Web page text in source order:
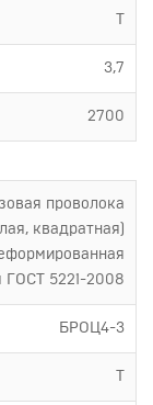
3,7
2700
проволока
квадратная)
ГОСТ 5221-2008
БРОЦ4-3